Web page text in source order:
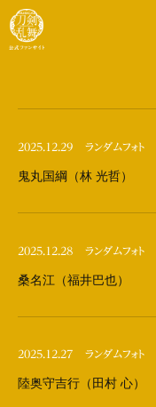
2025.12.29 ランダムフォト
鬼丸国綱（林 光哲）
2025.12.28 ランダムフォト
桑名江（福井巴也）
2025.12.27 ランダムフォト
陸奥守吉行（田村 心）